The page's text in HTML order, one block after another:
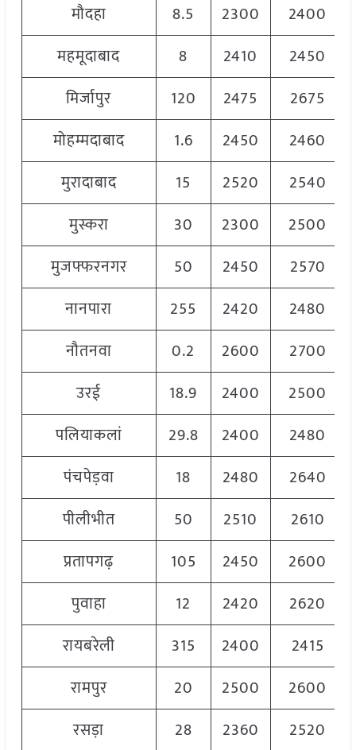
मौदहा
8.5 2300 2400
महमूदाबाद
8 2410 2450
मिर्जापुर
120 2475
2675
मोहम्मदाबाद
1.6 2450 2460
मुरादाबाद
15 2520 2540
मुस्करा
30 2300 2500
मुजफ्फरनगर
50 2450 2570
नानपारा
255 2420 2480
नौतनवा
0.2 2600 2700
उरई
18.9 2400
2500
पलियाकलां
29.8 2400 2480
पंचपेड़वा
18 2480 2640
पीलीभीत
50 2510 2610
प्रतापगढ़
105 2450 2600
पुवाहा
12 2420 2620
रायबरेली
315 2400 2415
रामपुर
20 2500 2600
रसड़ा
28 2360 2520